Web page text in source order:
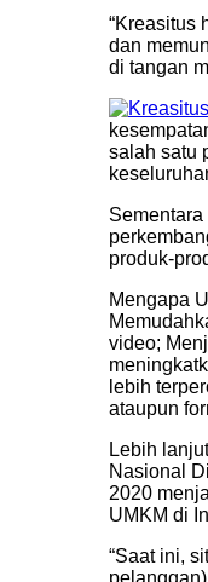
“Kreasitus
dan
di tangan
salah satu
produk-
Mengapa
video;
lebih
ataupun
Lebih
Nasional
2020
UMKM di
“Saat ini,